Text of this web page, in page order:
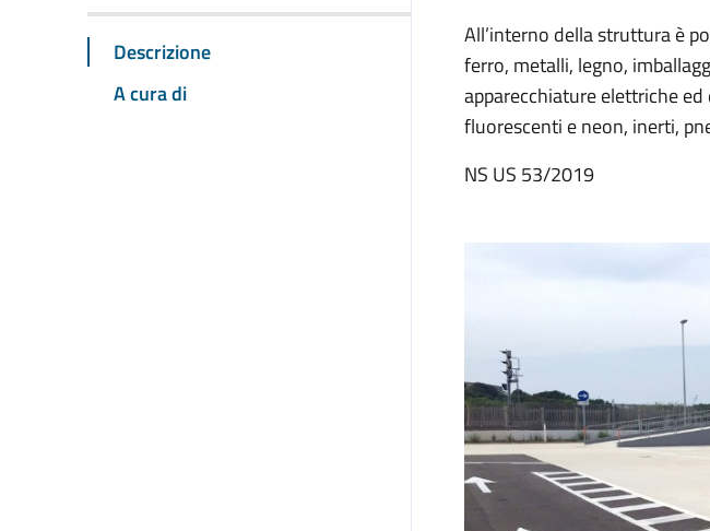
Descrizione
A cura di
All’interno della struttura è
ferro, metalli, legno,
apparecchiature elettriche
fluorescenti e neon, inerti,
NS US 53/2019